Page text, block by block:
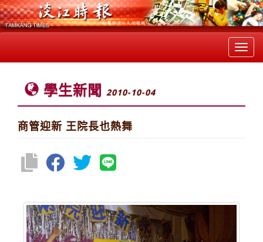
學生新聞 2010-10-04
商管迎新 王院長也熱舞